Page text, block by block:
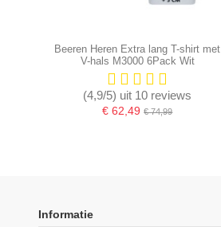
Beeren Heren Extra lang T-shirt met
V-hals M3000 6Pack Wit
(4,9/5) uit 10 reviews
€ 62,49€ 74,99
Informatie